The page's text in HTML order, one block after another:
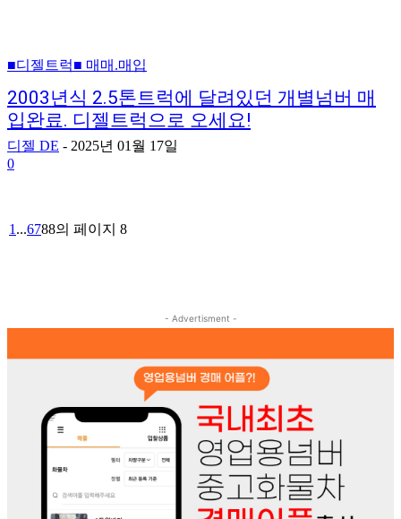
■디젤트럭■ 매매.매입
2003년식 2.5톤트럭에 달려있던 개별넘버 매
입완료. 디젤트럭으로 오세요!
디젤 DE - 2025년 01월 17일
0
1 ...6788의 페이지 8
- Advertisment -